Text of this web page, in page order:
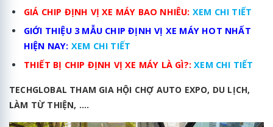
GIÁ CHIP ĐỊNH VỊ XE MÁY BAO NHIÊU: XEM CHI TIẾT
GIỚI THIỆU 3 MẪU CHIP ĐỊNH VỊ XE MÁY HOT NHẤT
HIỆN NAY: XEM CHI TIẾT
THIẾT BỊ CHIP ĐỊNH VỊ XE MÁY LÀ GÌ?: XEM CHI TIẾT
TECHGLOBAL THAM GIA HỘI CHỢ AUTO EXPO, DU LỊCH,
LÀM TỪ THIỆN, ....